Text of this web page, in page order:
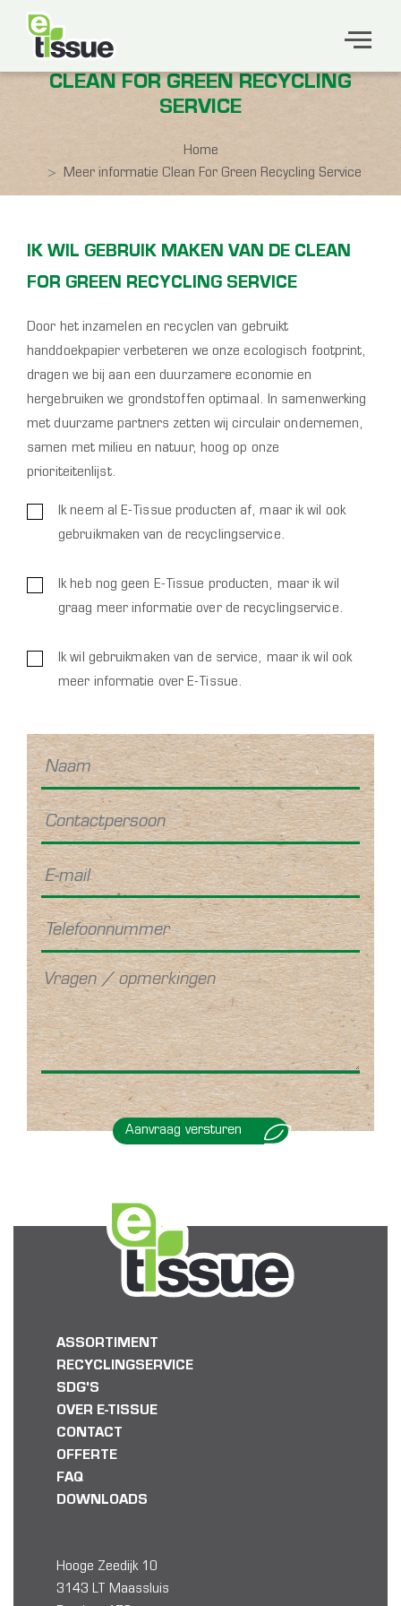
OVER E-TISSUE
CONTACT
CLEAN FOR GREEN RECYCLING
SERVICE
Home
Meer informatie Clean For Green Recycling Service
IK WIL GEBRUIK MAKEN VAN DE CLEAN
FOR GREEN RECYCLING SERVICE
Door het inzamelen en recyclen van gebruikt
handdoekpapier verbeteren we onze ecologisch footprint,
dragen we bij aan een duurzamere economie en
hergebruiken we grondstoffen optimaal. In samenwerking
met duurzame partners zetten wij circulair ondernemen,
samen met milieu en natuur, hoog op onze
prioriteitenlijst.
Ik neem al E-Tissue producten af, maar ik wil ook
gebruikmaken van de recyclingservice.
Ik heb nog geen E-Tissue producten, maar ik wil
graag meer informatie over de recyclingservice.
Ik wil gebruikmaken van de service, maar ik wil ook
meer informatie over E-Tissue.
Aanvraag versturen
Hooge Zeedijk 10
3143 LT Maassluis
ASSORTIMENT
RECYCLINGSERVICE
SDG'S
OVER E-TISSUE
CONTACT
OFFERTE
FAQ
DOWNLOADS